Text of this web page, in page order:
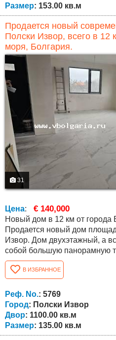
Размер: 153.00 кв.м
Продается новый
Полски Извор, всего в 12
моря, Болгария.
31
Цена: € 140,000
Новый дом в 12 км от города
Продается новый дом
Извор. Дом двухэтажный, а вся крыша представляет
собой большую панорамную
утеплены, а снаружи везде
этаже есть гостиная,
большая ванная комната с
состоит из трех спален и
туалетом. Под полом
В ИЗБРАННОЕ
Реф. No.: 5769
Город: Полски Извор
Двор: 1100.00 кв.м
Размер: 135.00 кв.м